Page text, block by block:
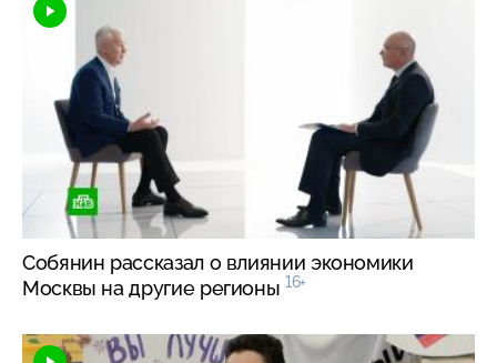
Собянин рассказал о влиянии экономики
Москвы на другие регионы 16+